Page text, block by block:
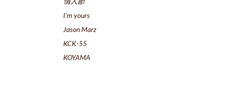
情人節
I'm yours
Jason Marz
KCK-55
KOYAMA